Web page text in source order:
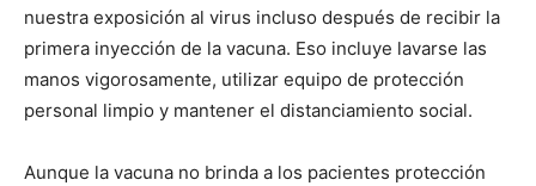
nuestra exposición al virus incluso después de recibir la
primera inyección de la vacuna. Eso incluye lavarse las
manos vigorosamente, utilizar equipo de protección
personal limpio y mantener el distanciamiento social.
Aunque la vacuna no brinda a los pacientes protección